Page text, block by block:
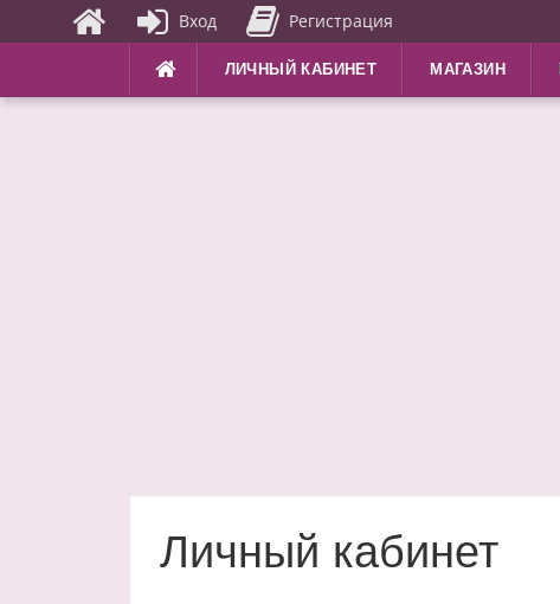
ЛИЧНЫЙ КАБИНЕТ МАГАЗИН
Личный кабинет
Вход Регистрация